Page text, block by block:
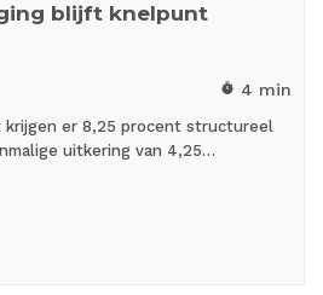
blijft knelpunt
timer 4 min
krijgen er 8,25 procent structureel
uitkering van 4,25…